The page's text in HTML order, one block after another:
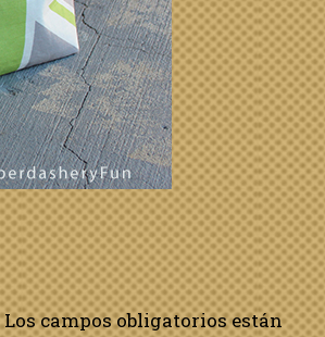
Los campos obligatorios están